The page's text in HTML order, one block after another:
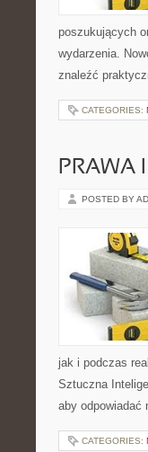
poszukujących
wydarzenia.
znaleźć
CATEGORIES:
PRAWA
POSTED BY
jak i podczas
Sztuczna
aby odpowiadać
CATEGORIES: